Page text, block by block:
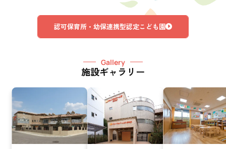
認可保育所・幼保連携型認定こども園
Gallery
施設ギャラリー